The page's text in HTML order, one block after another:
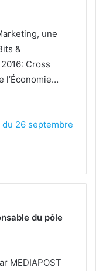
une
&
​Cross
l’Économie…
26 septembre
du pôle
MEDIAPOST